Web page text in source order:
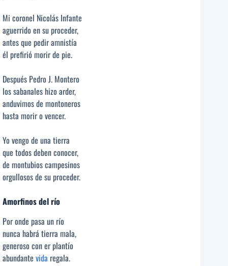
Mi coronel Nicolás Infante
aguerrido en su proceder,
antes que pedir amnistía
él prefirió morir de pie.
Después Pedro J. Montero
los sabanales hizo arder,
anduvimos de montoneros
hasta morir o vencer.
Yo vengo de una tierra
que todos deben conocer,
de montubios campesinos
orgullosos de su proceder.
Amorfinos del río
Por onde pasa un río
nunca habrá tierra mala,
generoso con er plantío
abundante vida regala.